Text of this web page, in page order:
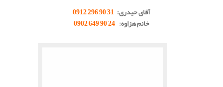
آقای حیدری: 31 90 296 0912
خانم هزاوه: 24 90 649 0902